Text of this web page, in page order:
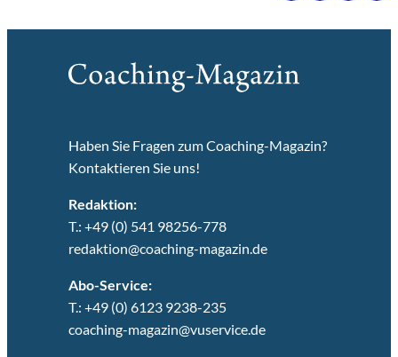
Haben Sie Fragen zum Coaching-Magazin?
Kontaktieren Sie uns!
Redaktion:
T.: +49 (0) 541 98256-778
redaktion@coaching-magazin.de
Abo-Service:
T.: +49 (0) 6123 9238-235
coaching-magazin@vuservice.de